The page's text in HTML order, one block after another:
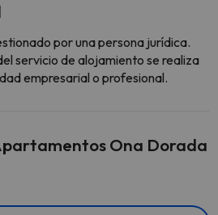
por una persona jurídica.
servicio de alojamiento se realiza
empresarial o profesional.
Ona Dorada